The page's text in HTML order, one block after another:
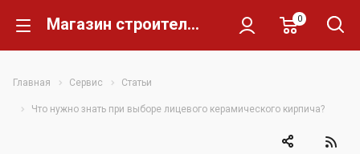
Магазин строительных материалов Склад Кирпича 0
Главная Сервис Статьи
Что нужно знать при выборе лицевого керамического кирпича?